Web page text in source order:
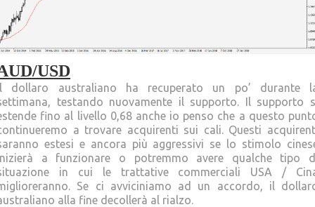
USD
dollaro australiano ha recuperato un po’ durante
testando nuovamente il supporto. Il supporto
fino al livello 0,68 anche io penso che a questo
a trovare acquirenti sui cali. Questi
estesi e ancora più aggressivi se lo stimolo
a funzionare o potremmo avere qualche tipo
in cui le trattative commerciali USA /
Se ci avviciniamo ad un accordo, il
alla fine decollerà al rialzo.